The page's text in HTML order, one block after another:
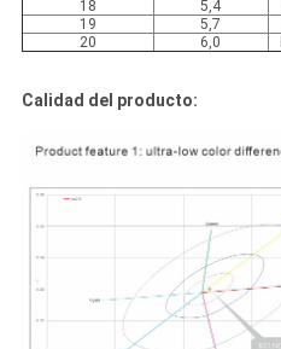
18 5,4
19
5,7
20
6,0
Calidad del producto: